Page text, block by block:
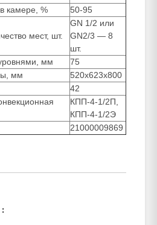
камере, % 50-95
мест, шт.
GN 1/2 или
GN2/3 — 8
шт.
мм
75
мм
520х623х800
42
КПП-4-1/2П,
КПП-4-1/2Э
21000009869